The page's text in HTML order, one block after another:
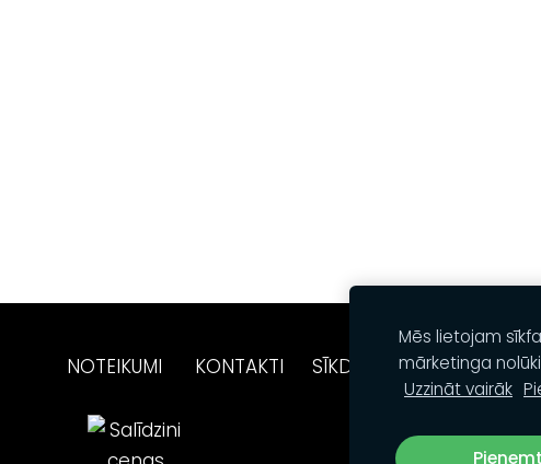
NOTEIKUMI KONTAKTI SĪKDATNES
Mēs lietojam
mārketinga
Uzzināt vairāk